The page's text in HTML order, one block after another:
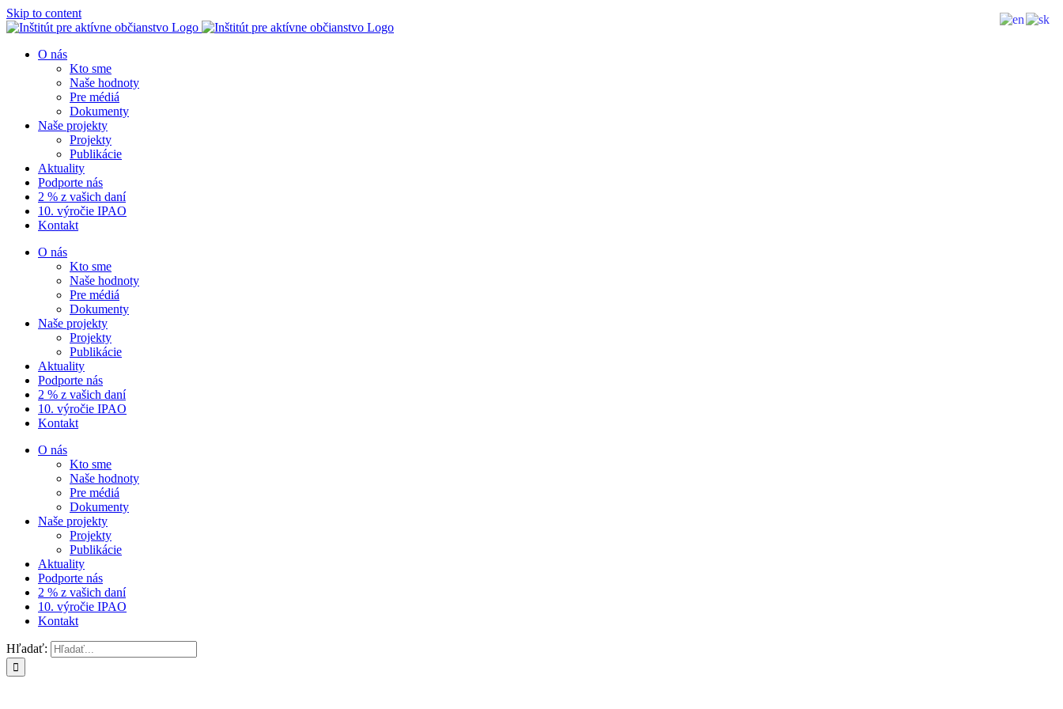
Skip to content
O nás
Kto sme
Naše hodnoty
Pre médiá
Dokumenty
Naše projekty
Projekty
Publikácie
Aktuality
Podporte nás
2 % z vašich daní
10. výročie IPAO
Kontakt
O nás
Kto sme
Naše hodnoty
Pre médiá
Dokumenty
Naše projekty
Projekty
Publikácie
Aktuality
Podporte nás
2 % z vašich daní
10. výročie IPAO
Kontakt
O nás
Kto sme
Naše hodnoty
Pre médiá
Dokumenty
Naše projekty
Projekty
Publikácie
Aktuality
Podporte nás
2 % z vašich daní
10. výročie IPAO
Kontakt
Hľadať: